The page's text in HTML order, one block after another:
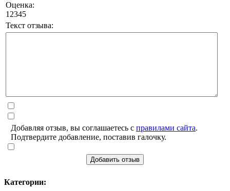
Оценка:
1 2345
Текст отзыва:
Добавляя отзыв, вы соглашаетесь с правилами сайта.
Подтвердите добавление, поставив галочку.
Добавить отзыв
Категории: